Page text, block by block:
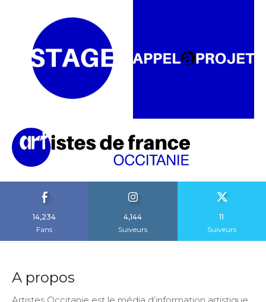
14,234
Fans
4,144
Suiveurs
11
Suiveurs
A propos
Artistes Occitanie est le média d’information artistique